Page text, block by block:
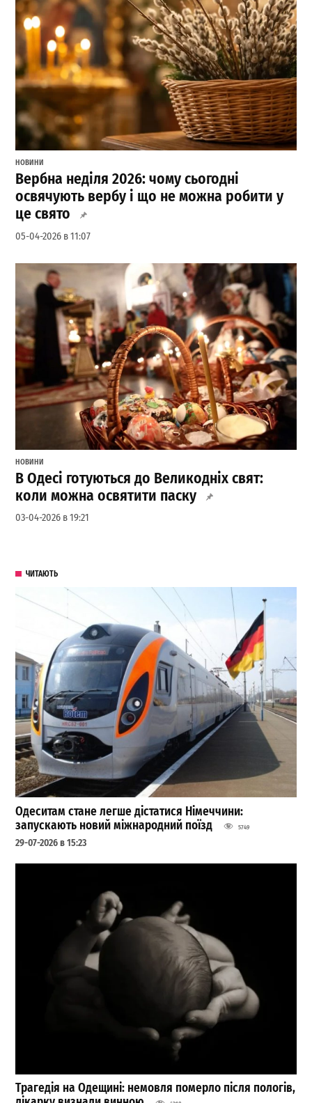
НОВИНИ
Вербна неділя 2026: чому сьогодні
освячують вербу і що не можна робити у
це свято
05-04-2026 в 11:07
НОВИНИ
В Одесі готуються до Великодніх свят:
коли можна освятити паску
03-04-2026 в 19:21
ЧИТАЮТЬ
Одеситам стане легше дістатися Німеччини:
запускають новий міжнародний поїзд
5749
29-07-2026 в 15:23
Трагедія на Одещині: немовля померло після пологів,